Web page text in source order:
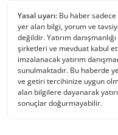
Yasal uyarı: Bu haber sadece
yer alan bilgi, yorum ve
değildir. Yatırım
şirketleri ve mevduat kabul
imzalanacak yatırım
sunulmaktadır. Bu haberde
ve getiri tercihinize uygun
alan bilgilere dayanarak
sonuçlar doğurmayabilir.